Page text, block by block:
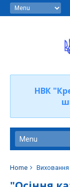
НВК
Home Виховання